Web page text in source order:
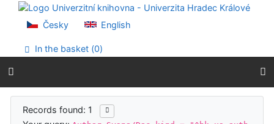
Go to content
Go to menu
Accessibility declaration
Česky English
In the basket (0)
Search results
Records found: 1